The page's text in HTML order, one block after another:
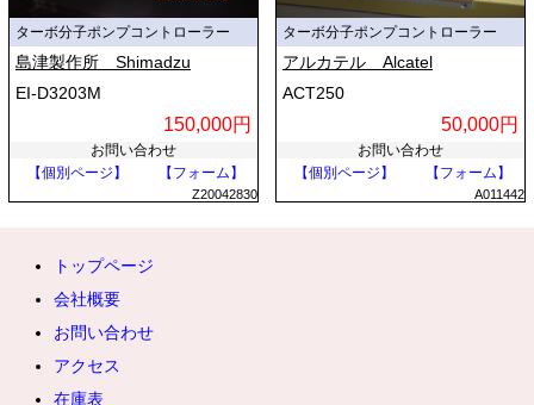
ターボ分子ポンプコントローラー
島津製作所 Shimadzu
EI-D3203M
150,000円
お問い合わせ
【個別ページ】
【フォーム】
Z20042830
ターボ分子ポンプコントローラー
アルカテル Alcatel
ACT250
50,000円
お問い合わせ
【個別ページ】
【フォーム】
A011442
トップページ
会社概要
お問い合わせ
アクセス
在庫表